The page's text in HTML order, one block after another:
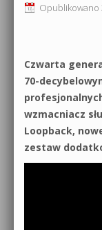
Opublikowano
Czwarta
70-
wzmacniacz
Loopback,
zestaw